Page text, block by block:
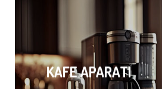
KAFE APARATI